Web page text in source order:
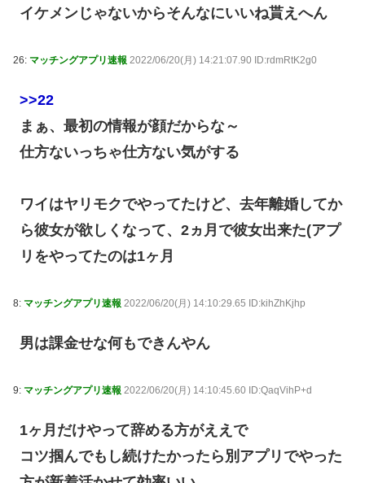
イケメンじゃないからそんなにいいね貰えへん
26: マッチングアプリ速報 2022/06/20(月) 14:21:07.90 ID:rdmRtK2g0
>>22
まぁ、最初の情報が顔だからな～
仕方ないっちゃ仕方ない気がする
ワイはヤリモクでやってたけど、去年離婚してか
ら彼女が欲しくなって、2ヵ月で彼女出来た(アプ
リをやってたのは1ヶ月
8: マッチングアプリ速報 2022/06/20(月) 14:10:29.65 ID:kihZhKjhp
男は課金せな何もできんやん
9: マッチングアプリ速報 2022/06/20(月) 14:10:45.60 ID:QaqVihP+d
1ヶ月だけやって辞める方がええで
コツ掴んでもし続けたかったら別アプリでやった